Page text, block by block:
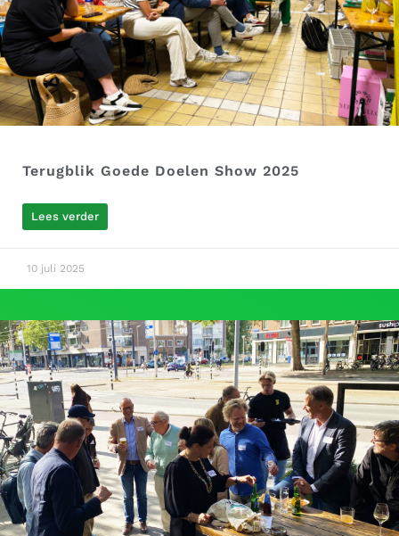
Terugblik Goede Doelen Show 2025
Lees verder
10 juli 2025